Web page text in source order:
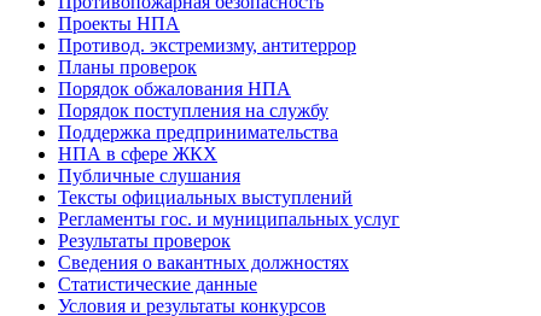
Проекты НПА
Противод. экстремизму, антитеррор
Планы проверок
Порядок обжалования НПА
Порядок поступления на службу
Поддержка предпринимательства
НПА в сфере ЖКХ
Публичные слушания
Тексты официальных выступлений
Регламенты гос. и муниципальных услуг
Результаты проверок
Сведения о вакантных должностях
Статистические данные
Условия и результаты конкурсов